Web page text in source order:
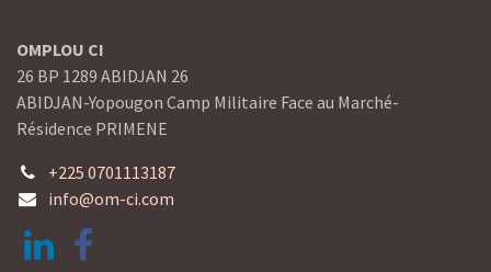
OMPLOU CI
26 BP 1289 ABIDJAN 26
ABIDJAN-Yopougon Camp Militaire Face au Marché-
Résidence PRIMENE
+225 0701113187
info@om-ci.com